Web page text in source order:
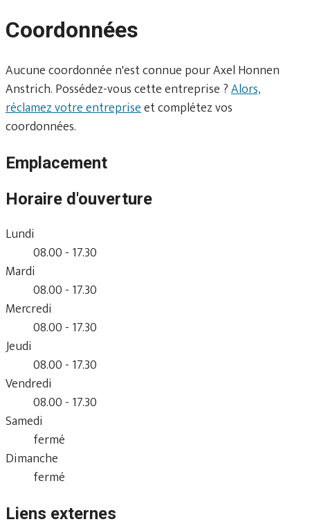
Coordonnées
Aucune coordonnée n'est connue pour Axel Honnen
Anstrich. Possédez-vous cette entreprise ?Alors,
réclamez votre entrepriseet complétez vos
coordonnées.
Emplacement
Horaire d'ouverture
Lundi
08.00 - 17.30
Mardi
08.00 - 17.30
Mercredi
08.00 - 17.30
Jeudi
08.00 - 17.30
Vendredi
08.00 - 17.30
Samedi
fermé
Dimanche
fermé
Liens externes